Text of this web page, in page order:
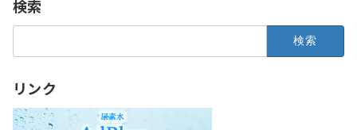
検索
リンク